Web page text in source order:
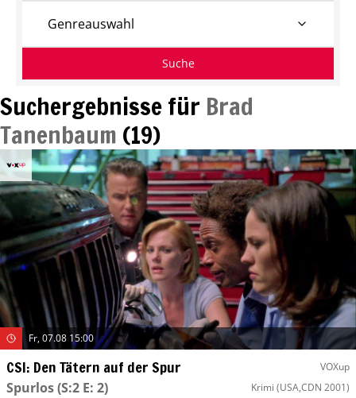
Suchergebnisse für Brad
Tanenbaum (19)
Fr, 07.08 15:00
CSI: Den Tätern auf der Spur VOXup
Spurlos(S:2 E: 2) Krimi (USA,CDN 2001)
Genreauswahl
Suche